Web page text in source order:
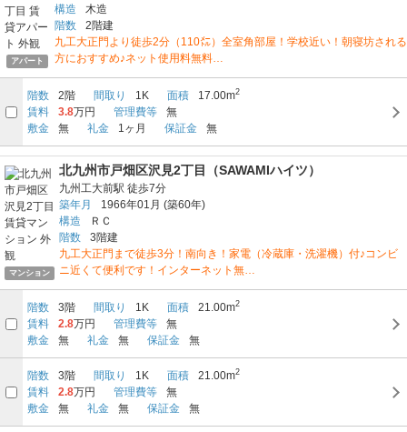
アパート
構造
木造
階数
2階建
九工大正門より徒歩2分（110㍍）全室角部屋！学校近い！朝寝坊される
方におすすめ♪ネット使用料無料…
階数 2階 間取り 1K 面積 17.00m2
賃料 3.8万円 管理費等
無
敷金
無 礼金 1ヶ月 保証金 無
マンション
北九州市戸畑区沢見2丁目（SAWAMIハイツ）
九州工大前駅 徒歩7分
築年月
1966年01月 (築60年)
構造
ＲＣ
階数
3階建
九工大正門まで徒歩3分！南向き！家電（冷蔵庫・洗濯機）付♪コンビ
ニ近くて便利です！インターネット無…
階数 3階 間取り 1K 面積 21.00m2
賃料 2.8万円 管理費等
無
敷金
無 礼金 無 保証金 無
階数 3階 間取り 1K 面積 21.00m2
賃料 2.8万円 管理費等
無
敷金
無 礼金 無 保証金 無